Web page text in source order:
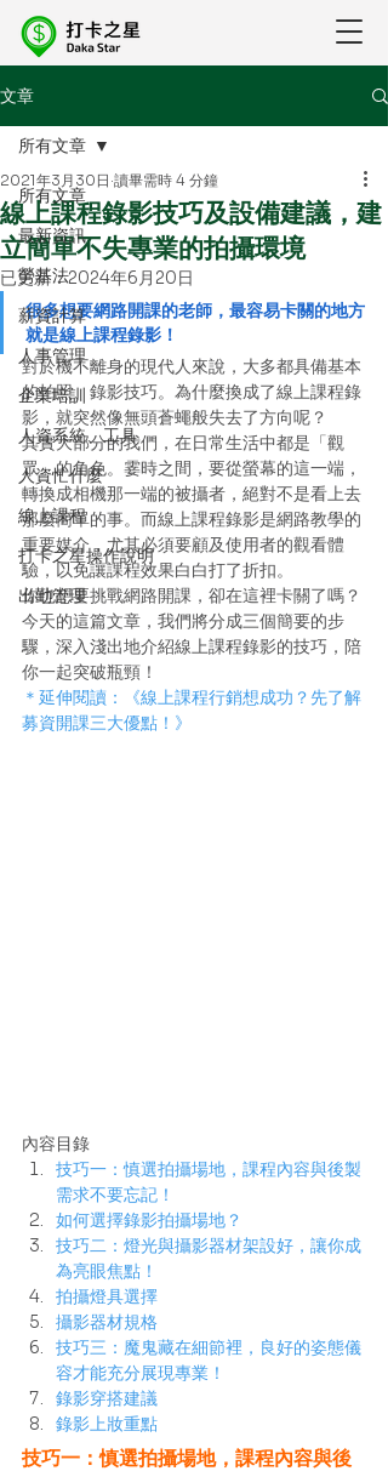
文章
所有文章
最新資訊
勞基法
薪資計算
人事管理
企業培訓
人資系統、工具
人資忙什麼
線上課程
打卡之星操作說明
出勤管理
所有文章
線上課程錄影技巧及設備建議，建
立簡單不失專業的拍攝環境
2021年3月30日 讀畢需時 4 分鐘
已更新：2024年6月20日
很多想要網路開課的老師，最容易卡關的地方
就是線上課程錄影！
對於機不離身的現代人來說，大多都具備基本
的拍照、錄影技巧。為什麼換成了線上課程錄
影，就突然像無頭蒼蠅般失去了方向呢？
其實大部分的我們，在日常生活中都是「觀
眾」的角色。霎時之間，要從螢幕的這一端，
轉換成相機那一端的被攝者，絕對不是看上去
那麼簡單的事。而線上課程錄影是網路教學的
重要媒介，尤其必須要顧及使用者的觀看體
驗，以免讓課程效果白白打了折扣。
你也想要挑戰網路開課，卻在這裡卡關了嗎？
今天的這篇文章，我們將分成三個簡要的步
驟，深入淺出地介紹線上課程錄影的技巧，陪
你一起突破瓶頸！
＊延伸閱讀：《線上課程行銷想成功？先了解
募資開課三大優點！》
內容目錄
技巧一：慎選拍攝場地，課程內容與後製
需求不要忘記！
如何選擇錄影拍攝場地？
技巧二：燈光與攝影器材架設好，讓你成
為亮眼焦點！
拍攝燈具選擇
攝影器材規格
技巧三：魔鬼藏在細節裡，良好的姿態儀
容才能充分展現專業！
錄影穿搭建議
錄影上妝重點
技巧一：慎選拍攝場地，課程內容與後